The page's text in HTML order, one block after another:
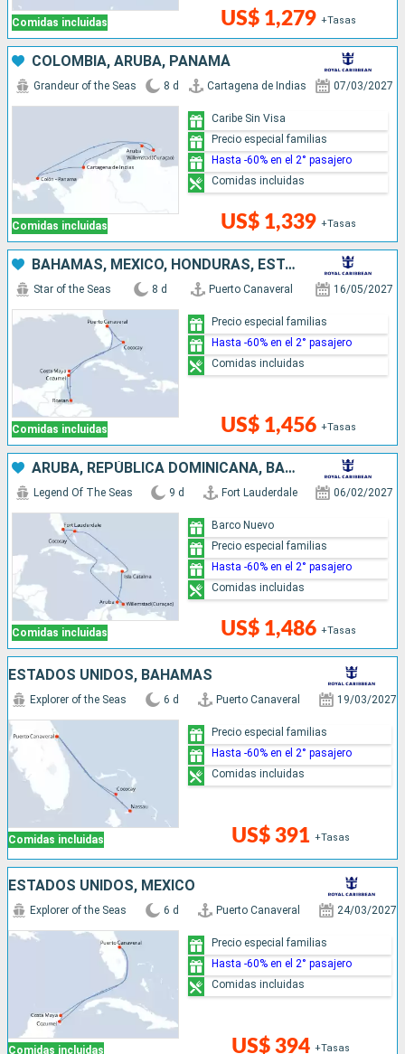
Comidas incluidas US$ 1,279 +Tasas
COLOMBIA, ARUBA, PANAMÁ
Comidas incluidas
Grandeur of the Seas 8 d Cartagena de Indias 07/03/2027
US$ 1,339 +Tasas
Caribe Sin Visa
Precio especial familias
Hasta -60% en el 2° pasajero
Comidas incluidas
BAHAMAS, MÉXICO, HONDURAS, ESTADOS UNIDOS
Comidas incluidas
Star of the Seas 8 d Puerto Canaveral 16/05/2027
US$ 1,456 +Tasas
Precio especial familias
Hasta -60% en el 2° pasajero
Comidas incluidas
ARUBA, REPÚBLICA DOMINICANA, BAHAMAS, ESTADOS UNIDOS
Comidas incluidas
Legend Of The Seas 9 d Fort Lauderdale 06/02/2027
US$ 1,486 +Tasas
Barco Nuevo
Precio especial familias
Hasta -60% en el 2° pasajero
Comidas incluidas
ESTADOS UNIDOS, BAHAMAS
Comidas incluidas
Explorer of the Seas 6 d Puerto Canaveral 19/03/2027
US$ 391 +Tasas
Precio especial familias
Hasta -60% en el 2° pasajero
Comidas incluidas
ESTADOS UNIDOS, MÉXICO
Comidas incluidas
Explorer of the Seas 6 d Puerto Canaveral 24/03/2027
US$ 394 +Tasas
Precio especial familias
Hasta -60% en el 2° pasajero
Comidas incluidas